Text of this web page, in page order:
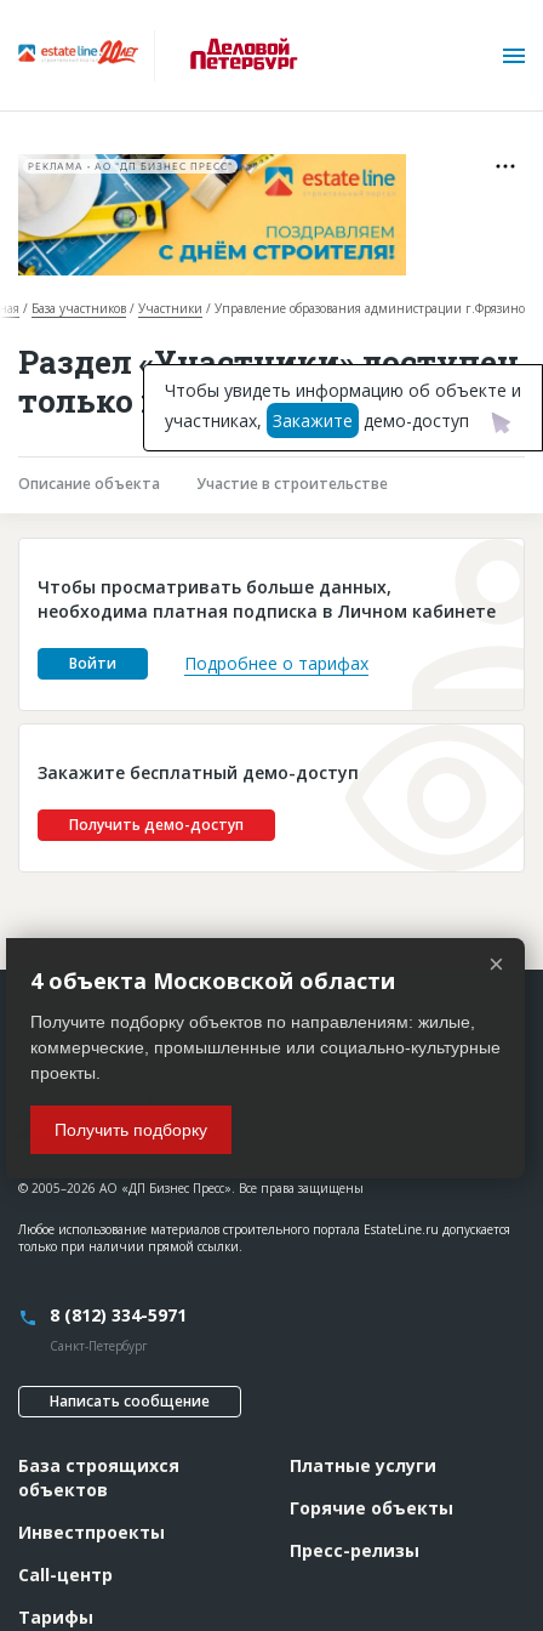
Горячие объекты
База строящихся объектов
Инвестпроекты
Глоссарий
Платные услуги
Пресс-релизы
РЕКЛАМА • АО "ДП БИЗНЕС ПРЕСС"
База участников Участники Управление образования администрации г.Фрязино
Раздел «Участники» доступен
только подписчикам
Описание объекта Участие в строительстве
Чтобы просматривать больше данных,
необходима платная подписка в Личном кабинете
Войти Подробнее о тарифах
Закажите бесплатный демо-доступ
Получить демо-доступ
Чтобы увидеть информацию об объекте и
участниках, Закажите демо-доступ
© 2005–2026 АО «ДП Бизнес Пресс». Все права защищены
Любое использование материалов строительного портала EstateLine.ru допускается
только при наличии прямой ссылки.
8 (812) 334-5971
Санкт-Петербург
Написать сообщение
База строящихся
объектов
Инвестпроекты
Call-центр
Тарифы
Платные услуги
Горячие объекты
Пресс-релизы
×
4 объекта Московской области
Получите подборку объектов по направлениям: жилые,
коммерческие, промышленные или социально-культурные
проекты.
Получить подборку